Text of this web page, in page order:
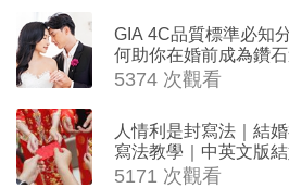
GIA 4C品質標準必知
何助你在婚前成為鑽石
5374 次觀看
人情利是封寫法｜結
寫法教學｜中英文版
5171 次觀看